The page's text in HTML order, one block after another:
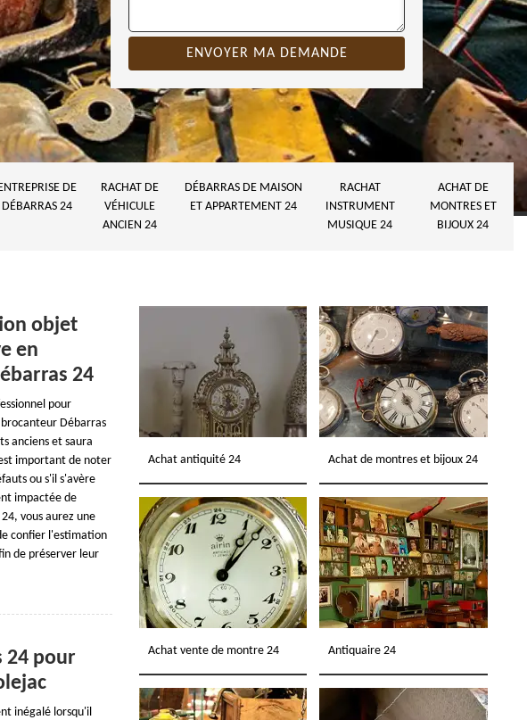
DE
DÉBARRAS 24
RACHAT DE
VÉHICULE
ANCIEN 24
DÉBARRAS DE MAISON
ET APPARTEMENT 24
RACHAT
INSTRUMENT
MUSIQUE 24
ACHAT DE
MONTRES ET
BIJOUX 24
objet
en
24
pour
Débarras
anciens et saura
important de noter
ou s'il s'avère
impactée de
vous aurez une
confier l'estimation
de préserver leur
24 pour
inégalé lorsqu'il
Achat antiquité 24 Achat de montres et bijoux 24
Achat vente de montre 24 Antiquaire 24